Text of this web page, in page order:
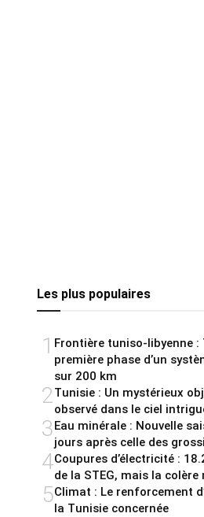
Les plus populaires
1 Frontière tuniso-libyenne :
première phase d’un
sur 200 km
2Tunisie : Un mystérieux
observé dans le ciel
3Eau minérale : Nouvelle
jours après celle des
4Coupures d’électricité :
de la STEG, mais la
5Climat : Le renforcement
la Tunisie concernée